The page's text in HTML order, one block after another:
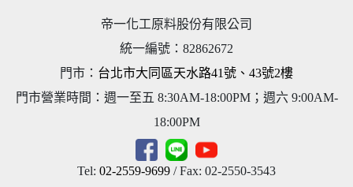
帝一化工原料股份有限公司
統一編號 ： 82862672
門市： 台北市大同區天水路41號、43號2樓
門市營業時間：週一至五 8:30AM-18:00PM；週六 9:00AM-
18:00PM
Tel: 02-2559-9699 / Fax: 02-2550-3543